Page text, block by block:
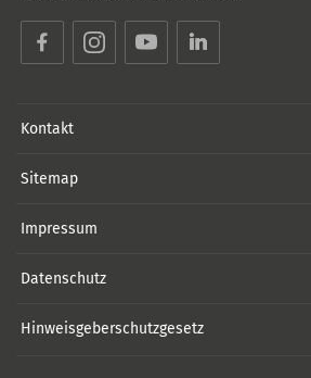
FacebookInstagramYouTube LinkedIn
Kontakt
Sitemap
Impressum
Datenschutz
Hinweisgeberschutzgesetz